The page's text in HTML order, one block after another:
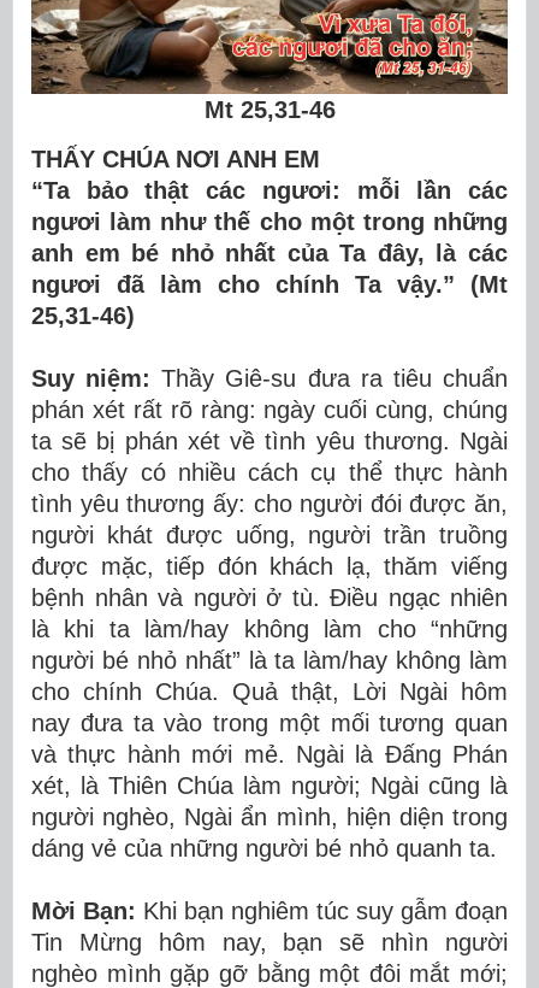
Mt 25,31-46
THẤY CHÚA NƠI ANH EM
“Ta bảo thật các ngươi: mỗi lần các
ngươi làm như thế cho một trong những
anh em bé nhỏ nhất của Ta đây, là các
ngươi đã làm cho chính Ta vậy.” (Mt
25,31-46)
Suy niệm: Thầy Giê-su đưa ra tiêu chuẩn
phán xét rất rõ ràng: ngày cuối cùng, chúng
ta sẽ bị phán xét về tình yêu thương. Ngài
cho thấy có nhiều cách cụ thể thực hành
tình yêu thương ấy: cho người đói được ăn,
người khát được uống, người trần truồng
được mặc, tiếp đón khách lạ, thăm viếng
bệnh nhân và người ở tù. Điều ngạc nhiên
là khi ta làm/hay không làm cho “những
người bé nhỏ nhất” là ta làm/hay không làm
cho chính Chúa. Quả thật, Lời Ngài hôm
nay đưa ta vào trong một mối tương quan
và thực hành mới mẻ. Ngài là Đấng Phán
xét, là Thiên Chúa làm người; Ngài cũng là
người nghèo, Ngài ẩn mình, hiện diện trong
dáng vẻ của những người bé nhỏ quanh ta.
Mời Bạn: Khi bạn nghiêm túc suy gẫm đoạn
Tin Mừng hôm nay, bạn sẽ nhìn người
nghèo mình gặp gỡ bằng một đôi mắt mới;